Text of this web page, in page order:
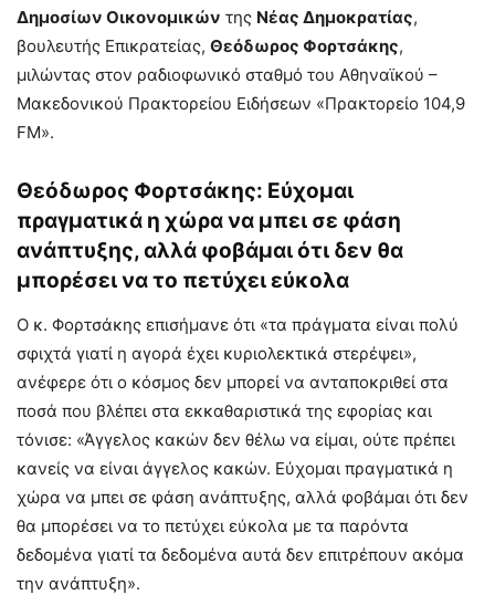
Δημοσίων Οικονομικών της Νέας Δημοκρατίας,
βουλευτής Επικρατείας, Θεόδωρος Φορτσάκης,
μιλώντας στον ραδιοφωνικό σταθμό του Αθηναϊκού –
Μακεδονικού Πρακτορείου Ειδήσεων «Πρακτορείο 104,9
FM».
Θεόδωρος Φορτσάκης: Εύχομαι
πραγματικά η χώρα να μπει σε φάση
ανάπτυξης, αλλά φοβάμαι ότι δεν θα
μπορέσει να το πετύχει εύκολα
Ο κ. Φορτσάκης επισήμανε ότι «τα πράγματα είναι πολύ
σφιχτά γιατί η αγορά έχει κυριολεκτικά στερέψει»,
ανέφερε ότι ο κόσμος δεν μπορεί να ανταποκριθεί στα
ποσά που βλέπει στα εκκαθαριστικά της εφορίας και
τόνισε: «Άγγελος κακών δεν θέλω να είμαι, ούτε πρέπει
κανείς να είναι άγγελος κακών. Εύχομαι πραγματικά η
χώρα να μπει σε φάση ανάπτυξης, αλλά φοβάμαι ότι δεν
θα μπορέσει να το πετύχει εύκολα με τα παρόντα
δεδομένα γιατί τα δεδομένα αυτά δεν επιτρέπουν ακόμα
την ανάπτυξη».